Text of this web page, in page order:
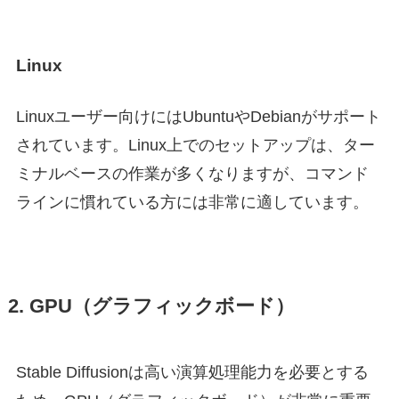
Linux
Linuxユーザー向けにはUbuntuやDebianがサポート
されています。Linux上でのセットアップは、ター
ミナルベースの作業が多くなりますが、コマンド
ラインに慣れている方には非常に適しています。
2. GPU（グラフィックボード）
Stable Diffusionは高い演算処理能力を必要とする